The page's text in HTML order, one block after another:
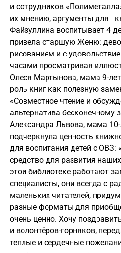
и сотрудников
их мнению, аргументы для
Файзуллина воспитывает 4
привела старшую Женю:
рисованием и с
часами просматривая
Олеся Мартынова, мама 9-
роль книг как полезную
«Совместное чтение и
альтернатива бесконечному
Александра Львова, мама 10-
подчеркнула ценность
для воспитания детей с ОВЗ:
средство для развития
этой библиотеке работают
специалисты, они всегда с
маленьких читателей,
разные форматы для
очень ценно. Хочу
и волонтёров-горняков,
теплые и сердечные